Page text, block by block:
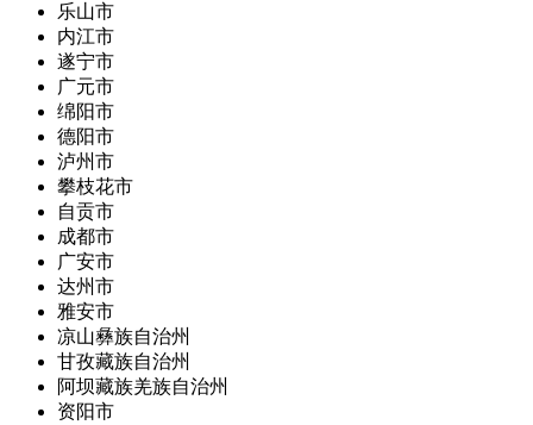
乐山市
内江市
遂宁市
广元市
绵阳市
德阳市
泸州市
攀枝花市
自贡市
成都市
广安市
达州市
雅安市
凉山彝族自治州
甘孜藏族自治州
阿坝藏族羌族自治州
资阳市